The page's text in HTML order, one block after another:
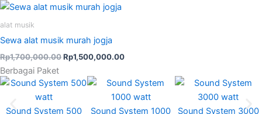
alat musik
Sewa alat musik murah jogja
Rp1,700,000.00
Original
price
Rp1,500,000.00
Berbagai Paket
Sound System 500
Sound System 1000
Sound System 3000